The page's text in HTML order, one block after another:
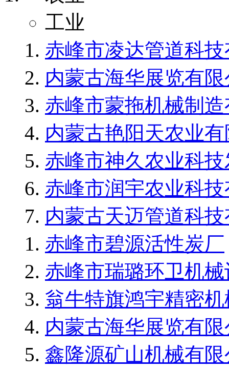
工业
赤峰市凌达管道科
内蒙古海华展览有
赤峰市蒙拖机械制
内蒙古艳阳天农业
赤峰市神久农业科
赤峰市润宇农业科
内蒙古天迈管道科
赤峰市碧源活性炭厂
赤峰市瑞璐环卫机
翁牛特旗鸿宇精密
内蒙古海华展览有
鑫隆源矿山机械有